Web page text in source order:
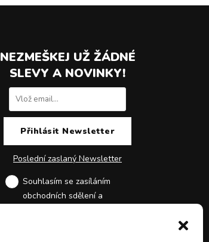
NEZMEŠKEJ UŽ ŽÁDNÉ
SLEVY A NOVINKY!
Poslední zaslaný Newsletter
Souhlasím se zasíláním
obchodních sdělení a